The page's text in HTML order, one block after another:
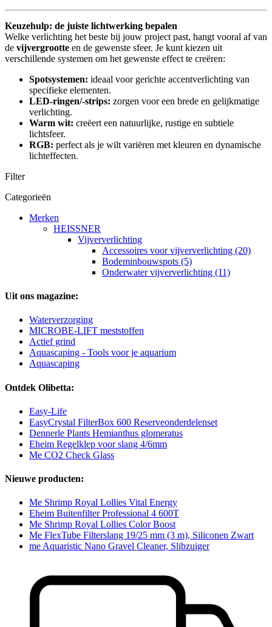
Keuzehulp: de juiste lichtwerking bepalen
Welke verlichting het beste bij jouw project past, hangt vooral af van
de vijvergrootte en de gewenste sfeer. Je kunt kiezen uit
verschillende systemen om het gewenste effect te creëren:
Spotsystemen: ideaal voor gerichte accentverlichting van
specifieke elementen.
LED-ringen/-strips: zorgen voor een brede en gelijkmatige
verlichting.
Warm wit: creëert een natuurlijke, rustige en subtiele
lichtsfeer.
RGB: perfect als je wilt variëren met kleuren en dynamische
lichteffecten.
Filter
Categorieën
Merken
HEISSNER
Vijververlichting
Accessoires voor vijververlichting (20)
Bodeminbouwspots (5)
Onderwater vijververlichting (11)
Uit ons magazine:
Waterverzorging
MICROBE-LIFT meststoffen
Actief grind
Aquascaping - Tools voor je aquarium
Aquascaping
Ontdek Olibetta:
Easy-Life
EasyCrystal FilterBox 600 Reserveonderdelenset
Dennerle Plants Hemianthus glomeratus
Eheim Regelklep voor slang 4/6mm
Me CO2 Check Glass
Nieuwe producten:
Me Shrimp Royal Lollies Vital Energy
Eheim Buitenfilter Professional 4 600T
Me Shrimp Royal Lollies Color Boost
Me FlexTube Filterslang 19/25 mm (3 m), Siliconen Zwart
me Aquaristic Nano Gravel Cleaner, Slibzuiger